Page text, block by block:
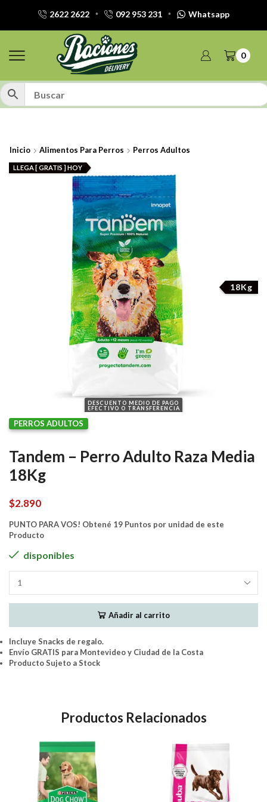
2622 2622 092 953 231 Whatsapp
0
Inicio Alimentos Para Perros Perros Adultos
18Kg
DESCUENTO MEDIO DE PAGO
EFECTIVO O TRANSFERENCIA
LLEGA [ GRATIS ] HOY
PERROS ADULTOS
Tandem – Perro Adulto Raza Media
18Kg
$2.890
PUNTO PARA VOS! Obtené 19 Puntos por unidad de este
Producto
disponibles
Adulto
18Kg
Añadir al carrito
Incluye Snacks de regalo.
Envío GRATIS para Montevideo y Ciudad de la Costa
Producto Sujeto a Stock
Productos Relacionados